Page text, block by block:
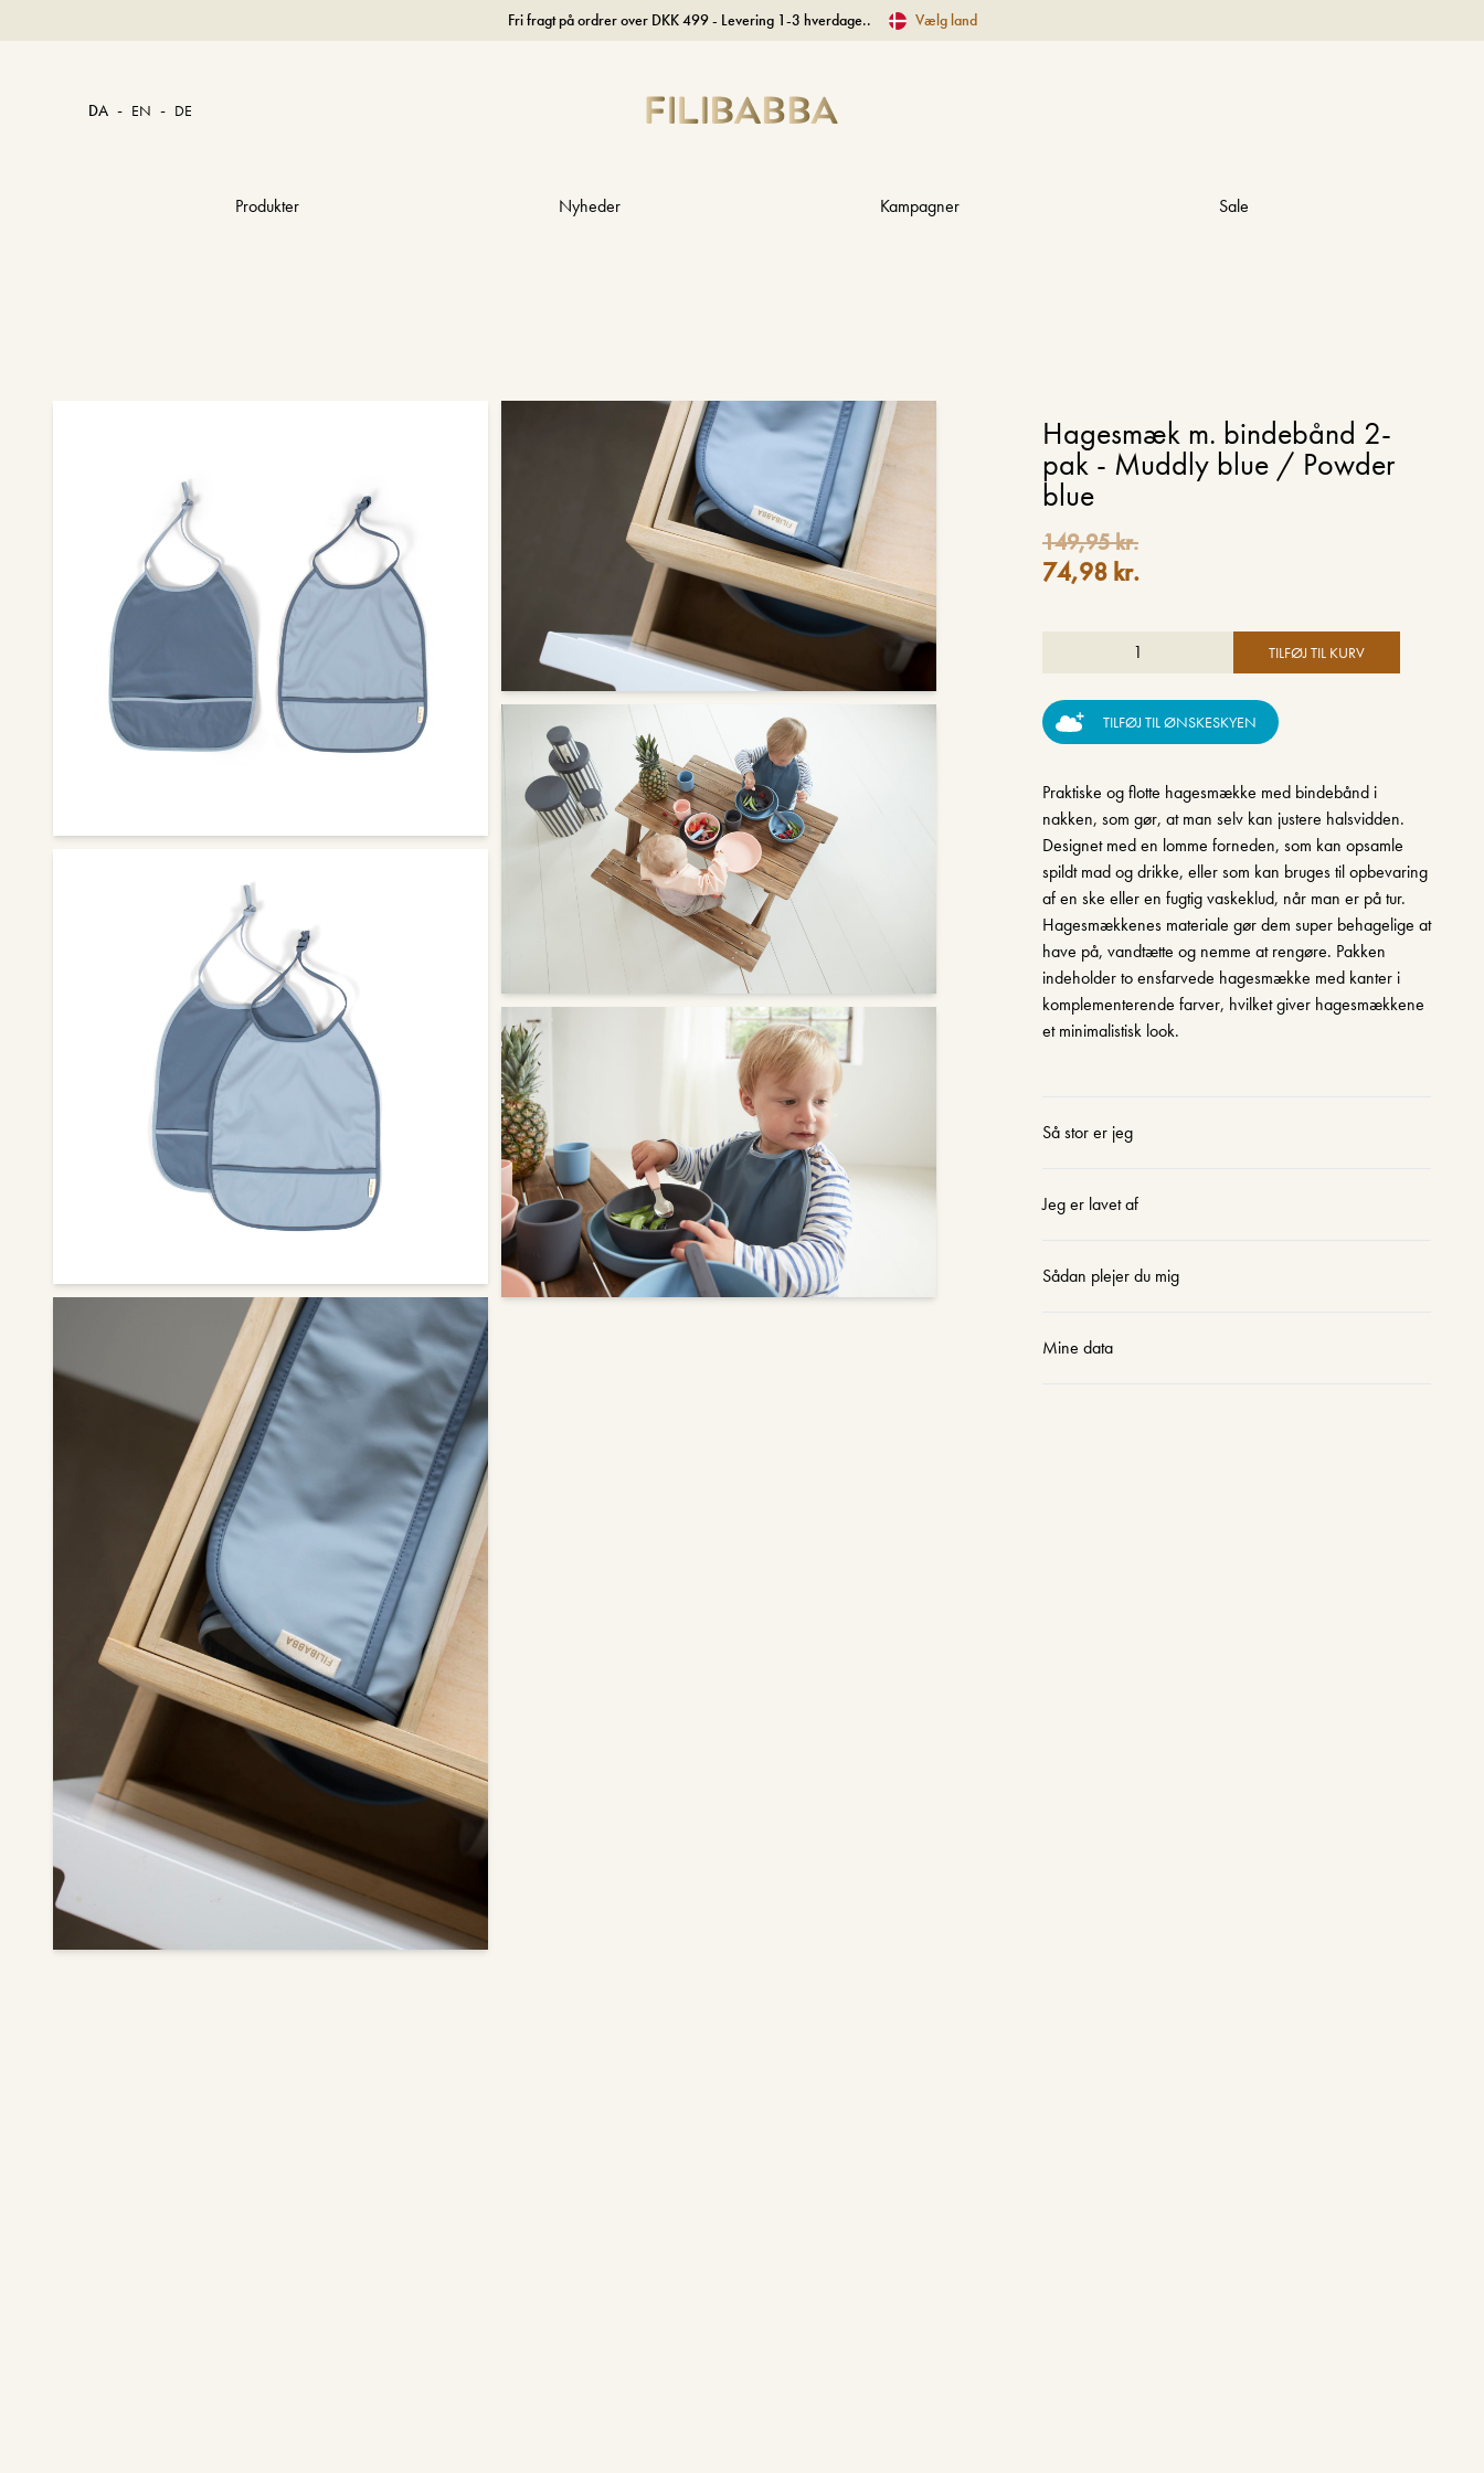
Fri fragt på ordrer over DKK 499 - Levering 1-3 hverdage.. Vælg land
DA - EN - DE
Produkter Nyheder Kampagner Sale
Hagesmæk m. bindebånd 2-
pak - Muddly blue / Powder
blue
149,95kr.
74,98 kr.
TILFØJ TIL KURV
TILFØJ TIL ØNSKESKYEN
Praktiske og flotte hagesmække med bindebånd i
nakken, som gør, at man selv kan justere halsvidden.
Designet med en lomme forneden, som kan opsamle
spildt mad og drikke, eller som kan bruges til opbevaring
af en ske eller en fugtig vaskeklud, når man er på tur.
Hagesmækkenes materiale gør dem super behagelige at
have på, vandtætte og nemme at rengøre. Pakken
indeholder to ensfarvede hagesmække med kanter i
komplementerende farver, hvilket giver hagesmækkene
et minimalistisk look.
Så stor er jeg
Jeg er lavet af
Sådan plejer du mig
Mine data